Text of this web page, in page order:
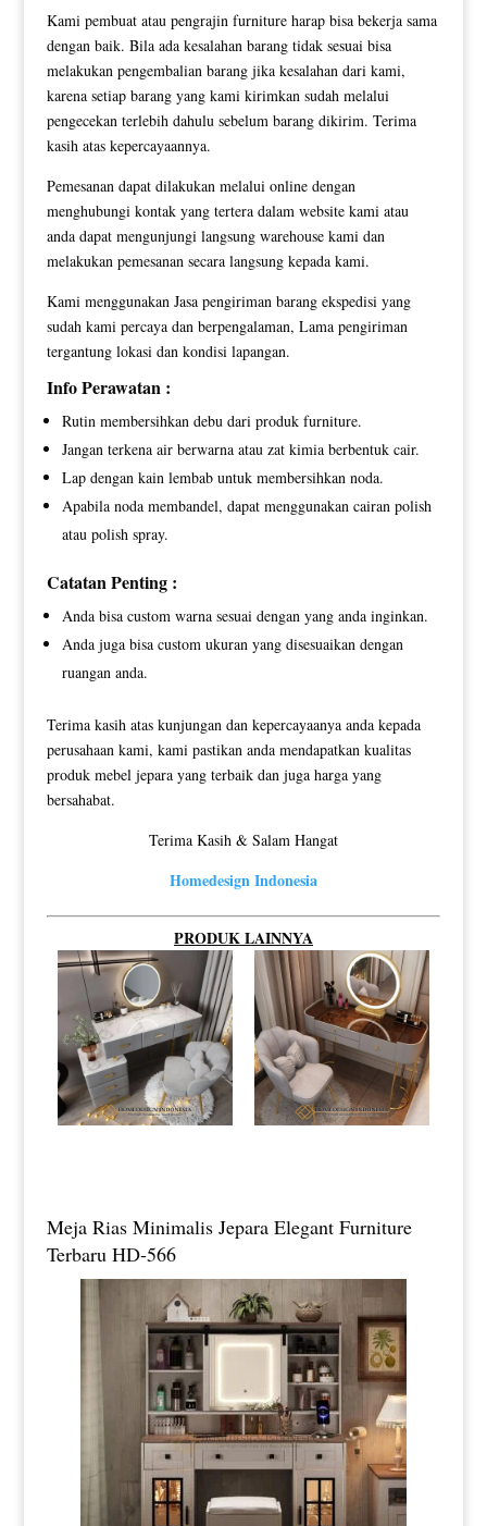
Kami pembuat atau pengrajin furniture harap bisa bekerja sama
dengan baik. Bila ada kesalahan barang tidak sesuai bisa
melakukan pengembalian barang jika kesalahan dari kami,
karena setiap barang yang kami kirimkan sudah melalui
pengecekan terlebih dahulu sebelum barang dikirim. Terima
kasih atas kepercayaannya.
Pemesanan dapat dilakukan melalui online dengan
menghubungi kontak yang tertera dalam website kami atau
anda dapat mengunjungi langsung warehouse kami dan
melakukan pemesanan secara langsung kepada kami.
Kami menggunakan Jasa pengiriman barang ekspedisi yang
sudah kami percaya dan berpengalaman, Lama pengiriman
tergantung lokasi dan kondisi lapangan.
Info Perawatan :
Rutin membersihkan debu dari produk furniture.
Jangan terkena air berwarna atau zat kimia berbentuk cair.
Lap dengan kain lembab untuk membersihkan noda.
Apabila noda membandel, dapat menggunakan cairan polish
atau polish spray.
Catatan Penting :
Anda bisa custom warna sesuai dengan yang anda inginkan.
Anda juga bisa custom ukuran yang disesuaikan dengan
ruangan anda.
Terima kasih atas kunjungan dan kepercayaanya anda kepada
perusahaan kami, kami pastikan anda mendapatkan kualitas
produk mebel jepara yang terbaik dan juga harga yang
bersahabat.
Terima Kasih & Salam Hangat
Homedesign Indonesia
PRODUK LAINNYA
Meja Rias Minimalis Jepara Elegant Furniture
Terbaru HD-566